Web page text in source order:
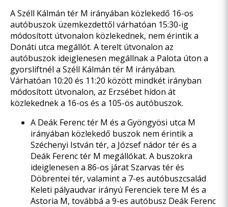
A Széll Kálmán tér M irányában közlekedő 16-os
autóbuszok üzemkezdettől várhatóan 15:30-ig
módosított útvonalon közlekednek, nem érintik a
Donáti utca megállót. A terelt útvonalon az
autóbuszok ideiglenesen megállnak a Palota úton a
gyorsliftnél a Széll Kálmán tér M irányában.
Várhatóan 10:20 és 11:20 között mindkét irányban
módosított útvonalon, az Erzsébet hídon át
közlekednek a 16-os és a 105-ös autóbuszok.
A Deák Ferenc tér M és a Gyöngyösi utca M
irányában közlekedő buszok nem érintik a
Széchenyi István tér, a József nádor tér és a
Deák Ferenc tér M megállókat. A buszokra
ideiglenesen a 86-os járat Szarvas tér és
Döbrentei tér, valamint a 7-es autóbuszcsalád
Keleti pályaudvar irányú Ferenciek tere M és a
Astoria M, továbbá a 9-es autóbusz Deák Ferenc